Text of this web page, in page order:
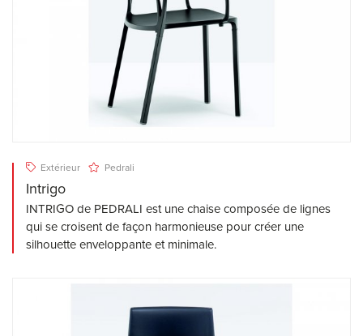
Extérieur Pedrali
Intrigo
INTRIGO de PEDRALI est une chaise composée de lignes
qui se croisent de façon harmonieuse pour créer une
silhouette enveloppante et minimale.